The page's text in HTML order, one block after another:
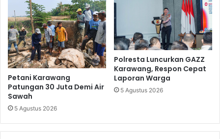
Petani Karawang
Patungan 30 Juta Demi Air
Sawah
5 Agustus 2026
Polresta Luncurkan GAZZ
Karawang, Respon Cepat
Laporan Warga
5 Agustus 2026